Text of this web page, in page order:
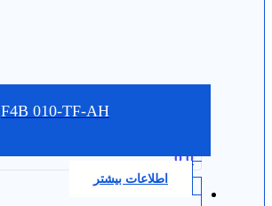
F4B 010-TF-AH
0.0
اطلاعات بیشتر